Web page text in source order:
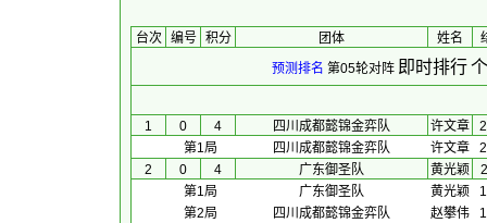
台次 编号 积分 团体 姓名
预测排名 第05轮对阵 即时排行
1 0 4 四川成都懿锦金弈队 许文章
第1局
四川成都懿锦金弈队 许文章
2
0 4 广东御圣队 黄光颖
第1局
广东御圣队 黄光颖
第2局
四川成都懿锦金弈队 赵攀伟